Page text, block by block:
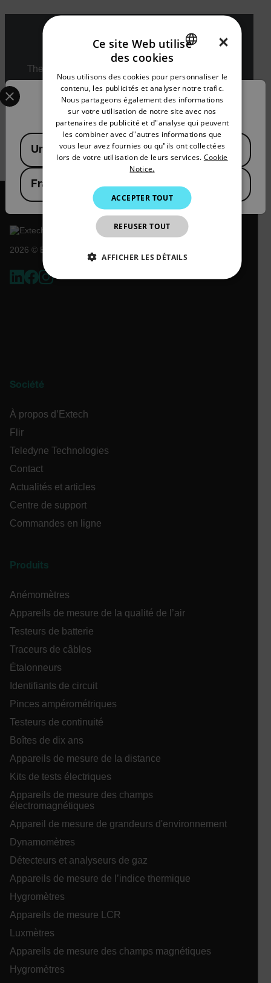
Export Restrictions
The information contained in this page pertains
to products that may be subject to the
International Traffic in Arms Regulations (ITAR)
(22 C.F.R. Sections 120-130) or the Export
Administration Regulations (EAR) (15 C.F.R.
Sections 730-774) depending upon
specifications for the final product; jurisdiction
and classification will be provided upon request.
2026 © Extech All rights reserved.
Société
À propos d’Extech
Flir
Teledyne Technologies
Contact
Actualités et articles
Centre de support
Commandes en ligne
Produits
Anémomètres
Appareils de mesure de la qualité de l’air
Testeurs de batterie
Traceurs de câbles
Étalonneurs
Identifiants de circuit
Pinces ampérométriques
Testeurs de continuité
Boîtes de dix ans
Appareils de mesure de la distance
Kits de tests électriques
Appareils de mesure des champs
électromagnétiques
Appareil de mesure de grandeurs d'environnement
Dynamomètres
Détecteurs et analyseurs de gaz
Appareils de mesure de l’indice thermique
Hygromètres
Appareils de mesure LCR
Luxmètres
Appareils de mesure des champs magnétiques
Hygromètres
Confirm Location
Select your preferred country and language from the
Available Locations
United States
France
GERMAN
FRENCH
SPANISH
PORTUGUESE
KOREAN
JAPANESE
CHINESE
×
Ce site Web utilise
des cookies
Nous utilisons des cookies pour personnaliser le
contenu, les publicités et analyser notre trafic.
Nous partageons également des informations
sur votre utilisation de notre site avec nos
partenaires de publicité et d"analyse qui peuvent
les combiner avec d"autres informations que
vous leur avez fournies ou qu"ils ont collectées
lors de votre utilisation de leurs services. Cookie
Notice.
ACCEPTER TOUT
REFUSER TOUT
AFFICHER LES DÉTAILS
fonctionnalités de base du site Web telles que la
connexion des utilisateurs et la gestion des
nécessaires.
Nom
cart_products_oids
cashrun_site_id
customizerChangeKey
sf_territory
x-ms-cpim-cache|[-
__epiXSRF